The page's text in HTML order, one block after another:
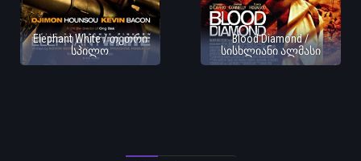
Elephant White / თეთრი
სპილო
Blood Diamond /
სისხლიანი ალმასი